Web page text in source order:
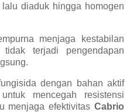
diaduk hingga homogen
menjaga kestabilan
terjadi pengendapan
dengan bahan aktif
mencegah resistensi
menjaga efektivitas Cabrio